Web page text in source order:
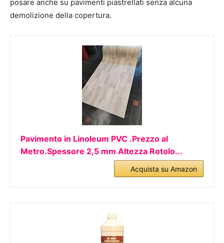
posare anche su pavimenti piastrellati senza alcuna
demolizione della copertura.
Pavimento in Linoleum PVC .Prezzo al
Metro.Spessore 2,5 mm Altezza Rotolo...
Acquista su Amazon